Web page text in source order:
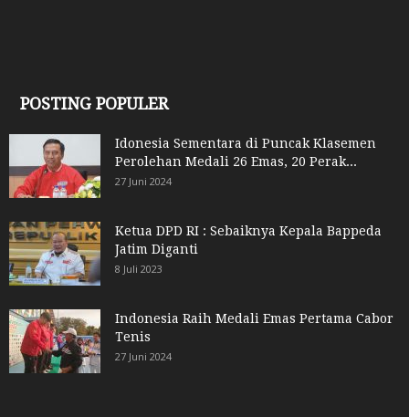
POSTING POPULER
Idonesia Sementara di Puncak Klasemen
Perolehan Medali 26 Emas, 20 Perak...
27 Juni 2024
Ketua DPD RI : Sebaiknya Kepala Bappeda
Jatim Diganti
8 Juli 2023
Indonesia Raih Medali Emas Pertama Cabor
Tenis
27 Juni 2024